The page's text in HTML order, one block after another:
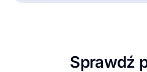
Sprawdź